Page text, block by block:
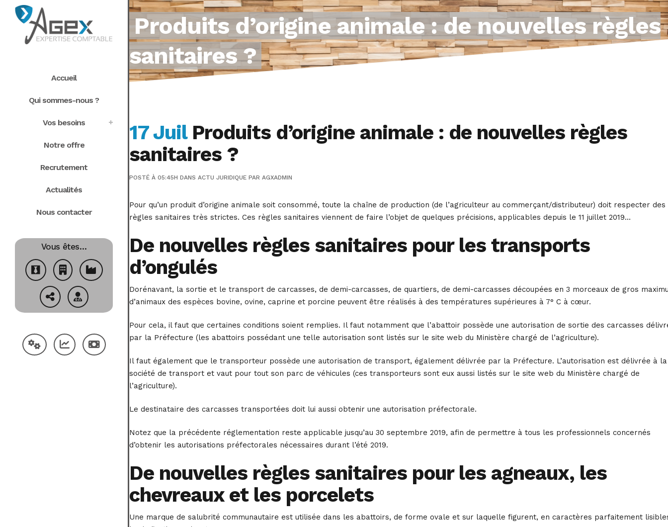
Accueil
Qui sommes-nous ?
Vos besoins
Notre offre
Recrutement
Actualités
Nous contacter
Vous êtes…
Produits d’origine animale : de nouvelles règles
sanitaires ?
17 JuilProduits d’origine animale : de nouvelles règles
sanitaires ?
POSTÉ À 05:45H DANS ACTU JURIDIQUE PAR AGXADMIN
Pour qu’un produit d’origine animale soit consommé, toute la chaîne de production (de l’agriculteur au commerçant/distributeur) doit respecter des
règles sanitaires très strictes. Ces règles sanitaires viennent de faire l’objet de quelques précisions, applicables depuis le 11 juillet 2019…
De nouvelles règles sanitaires pour les transports
d’ongulés
Dorénavant, la sortie et le transport de carcasses, de demi-carcasses, de quartiers, de demi-carcasses découpées en 3 morceaux de gros
d’animaux des espèces bovine, ovine, caprine et porcine peuvent être réalisés à des températures supérieures à 7° C à cœur.
Pour cela, il faut que certaines conditions soient remplies. Il faut notamment que l’abattoir possède une autorisation de sortie des carcasses
par la Préfecture (les abattoirs possédant une telle autorisation sont listés sur le site web du Ministère chargé de l’agriculture).
Il faut également que le transporteur possède une autorisation de transport, également délivrée par la Préfecture. L’autorisation est délivrée à la
société de transport et vaut pour tout son parc de véhicules (ces transporteurs sont eux aussi listés sur le site web du Ministère chargé de
l’agriculture).
Le destinataire des carcasses transportées doit lui aussi obtenir une autorisation préfectorale.
Notez que la précédente réglementation reste applicable jusqu’au 30 septembre 2019, afin de permettre à tous les professionnels concernés
d’obtenir les autorisations préfectorales nécessaires durant l’été 2019.
De nouvelles règles sanitaires pour les agneaux, les
chevreaux et les porcelets
Une marque de salubrité communautaire est utilisée dans les abattoirs, de forme ovale et sur laquelle figurent, en caractères parfaitement